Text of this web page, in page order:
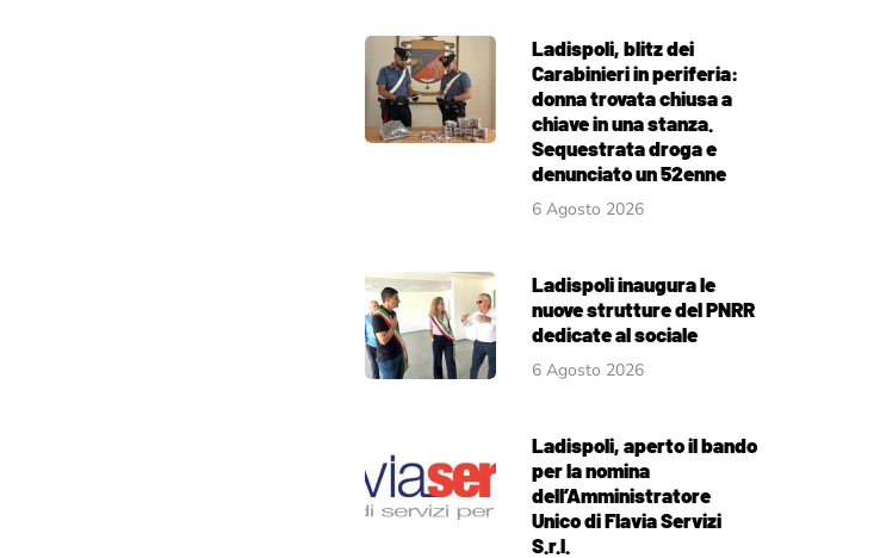
Ladispoli, blitz dei
Carabinieri in periferia:
donna trovata chiusa a
chiave in una stanza.
Sequestrata droga e
denunciato un 52enne
6 Agosto 2026
Ladispoli inaugura le
nuove strutture del PNRR
dedicate al sociale
6 Agosto 2026
Ladispoli, aperto il bando
per la nomina
dell’Amministratore
Unico di Flavia Servizi
S.r.l.